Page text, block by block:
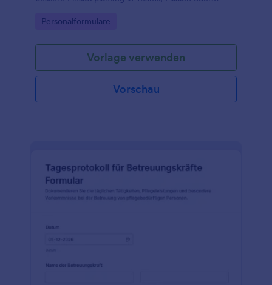
zentral mit Jotform.
Go to Category:
Personalformulare
Vorlage verwenden
Vorschau